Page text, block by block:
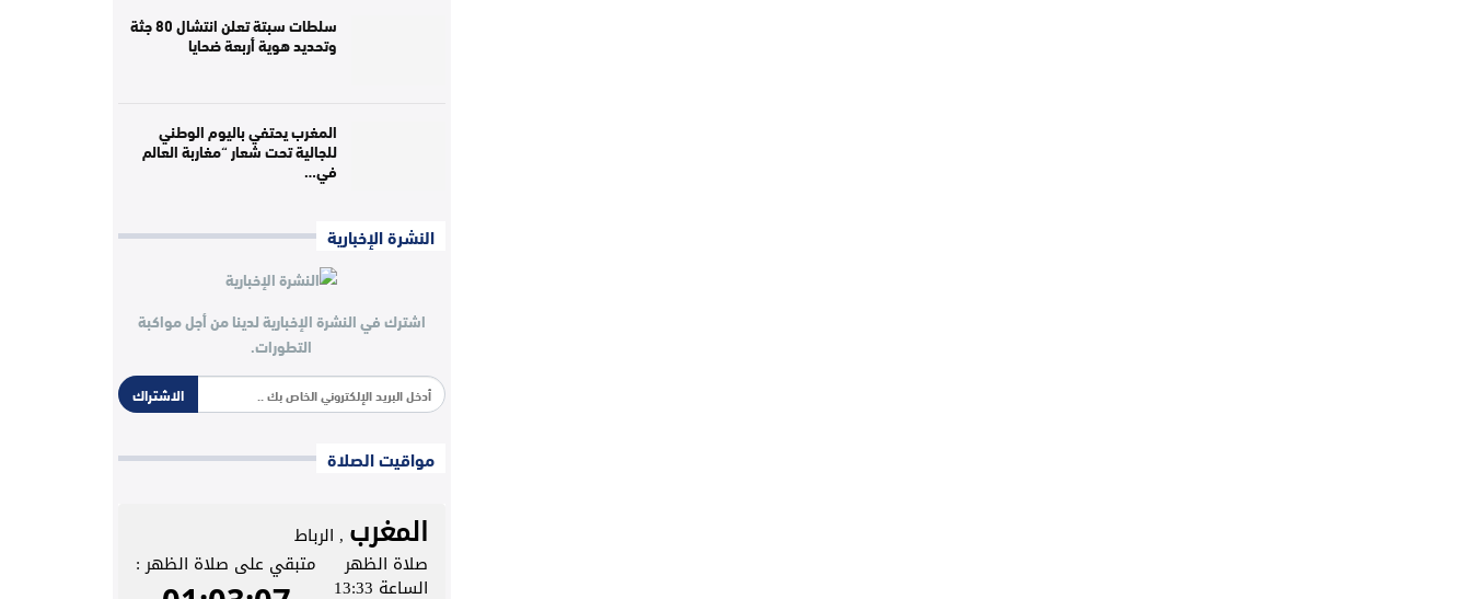
سلطات سبتة تعلن انتشال 80 جثة
وتحديد هوية أربعة ضحايا
المغرب يحتفي باليوم الوطني
للجالية تحت شعار “مغاربة العالم
في…
النشرة الإخبارية
اشترك في النشرة الإخبارية لدينا من أجل مواكبة
التطورات.
الاشتراك
مواقيت الصلاة